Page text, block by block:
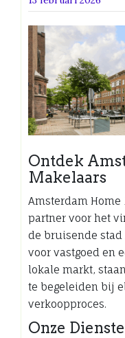
Ontdek
Makelaars
Amsterdam
partner voor het
de bruisende stad
voor vastgoed en
lokale markt,
te begeleiden bij
verkoopproces.
Onze